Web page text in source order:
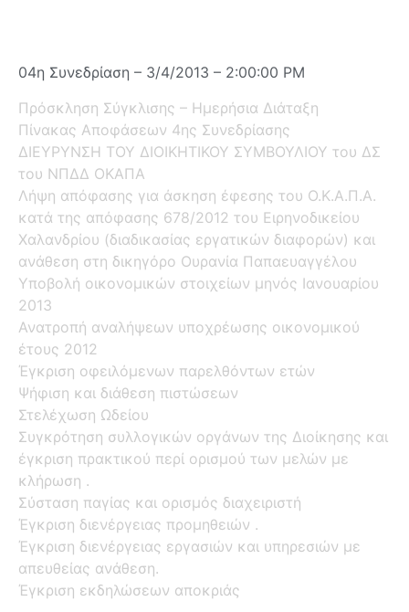
04η Συνεδρίαση – 3/4/2013 – 2:00:00 PM
Πρόσκληση Σύγκλισης – Ημερήσια Διάταξη
Πίνακας Αποφάσεων 4ης Συνεδρίασης
ΔΙΕΥΡΥΝΣΗ ΤΟΥ ΔΙΟΙΚΗΤΙΚΟΥ ΣΥΜΒΟΥΛΙΟΥ του ΔΣ
του ΝΠΔΔ ΟΚΑΠΑ
Λήψη απόφασης για άσκηση έφεσης του Ο.Κ.Α.Π.Α.
κατά της απόφασης 678/2012 του Ειρηνοδικείου
Χαλανδρίου (διαδικασίας εργατικών διαφορών) και
ανάθεση στη δικηγόρο Ουρανία Παπαευαγγέλου
Υποβολή οικονομικών στοιχείων μηνός Ιανουαρίου
2013
Ανατροπή αναλήψεων υποχρέωσης οικονομικού
έτους 2012
Έγκριση οφειλόμενων παρελθόντων ετών
Ψήφιση και διάθεση πιστώσεων
Στελέχωση Ωδείου
Συγκρότηση συλλογικών οργάνων της Διοίκησης και
έγκριση πρακτικού περί ορισμού των μελών με
κλήρωση .
Σύσταση παγίας και ορισμός διαχειριστή
Έγκριση διενέργειας προμηθειών .
Έγκριση διενέργειας εργασιών και υπηρεσιών με
απευθείας ανάθεση.
Έγκριση εκδηλώσεων αποκριάς